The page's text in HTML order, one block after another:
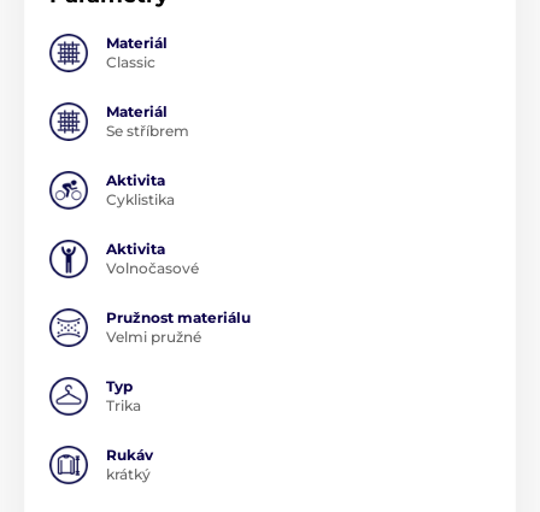
Materiál
Classic
Materiál
Se stříbrem
Aktivita
Cyklistika
Aktivita
Volnočasové
Pružnost materiálu
Velmi pružné
Typ
Trika
Rukáv
krátký